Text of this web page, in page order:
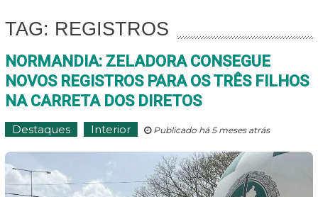
TAG: REGISTROS
NORMANDIA: ZELADORA CONSEGUE
NOVOS REGISTROS PARA OS TRÊS FILHOS
NA CARRETA DOS DIRETOS
Destaques Interior Publicado há 5 meses atrás